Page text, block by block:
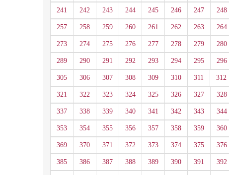
241 242 243 244 245 246 247 248
257 258 259 260 261 262 263 264
273 274 275 276 277 278 279 280
289 290 291 292 293 294 295 296
305 306 307 308 309 310 311 312
321 322 323 324 325 326 327 328
337 338 339 340 341 342 343 344
353 354 355 356 357 358 359 360
369 370 371 372 373 374 375 376
385 386 387 388 389 390 391 392